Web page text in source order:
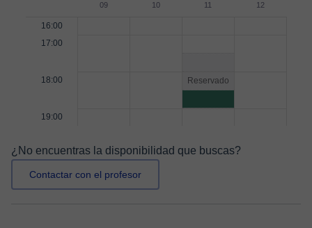
09
10
11
12
16:00
17:00
18:00 Reservado
19:00
¿No encuentras la disponibilidad que buscas?
Contactar con el profesor